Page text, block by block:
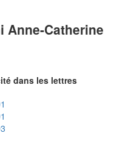
Anne-Catherine
dans les lettres